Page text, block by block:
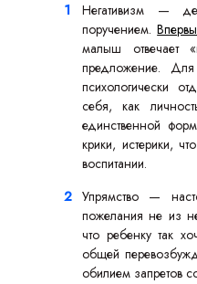
Негативизм —
поручением.
малыш отвечает
предложение.
психологически
себя, как
единственной
крики, истерики,
воспитании.
Упрямство —
пожелания не из
что ребенку так
общей
обилием запретов